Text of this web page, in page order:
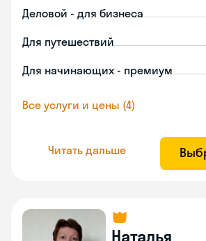
Деловой - для бизнеса
Для путешествий
Для начинающих - премиум
Все услуги и цены (4)
Читать дальше
Наталья